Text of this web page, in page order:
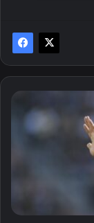
Carlos
fútbol?